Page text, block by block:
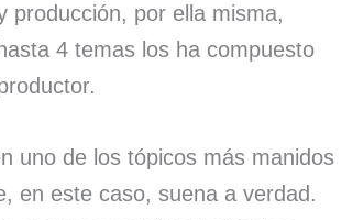
producción, por ella misma,
4 temas los ha compuesto
uno de los tópicos más manidos
en este caso, suena a verdad.